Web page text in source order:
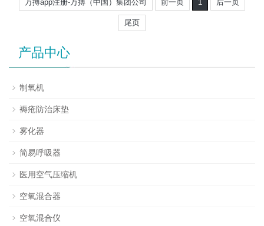
万搏app注册-万搏（中国）集团公司 前一页 1 后一页
尾页
产品中心
制氧机
褥疮防治床垫
雾化器
简易呼吸器
医用空气压缩机
空氧混合器
空氧混合仪